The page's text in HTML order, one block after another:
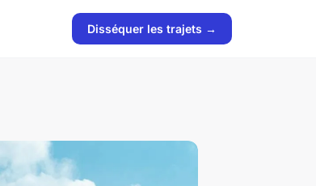
Disséquer les trajets →